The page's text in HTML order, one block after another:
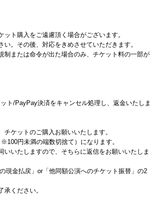
ット購入をご遠慮頂く場合がございます。
い。その後、対応をきめさせていただきます。
制または命令が出た場合のみ、チケット料の一部が
ト/PayPay決済をキャンセル処理し、返金いたしま
、チケットのご購入お願いいたします。
円未満の端数切捨て）になります。
いいたしますので、そちらに返信をお願いいたしま
現金払戻」or「他同額公演へのチケット振替」の2
ください。